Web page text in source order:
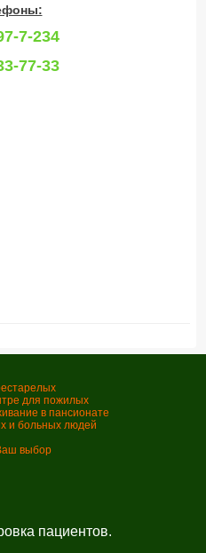
7-234
77-33
для пожилых
в пансионате
и больных людей
выбор
пациентов.